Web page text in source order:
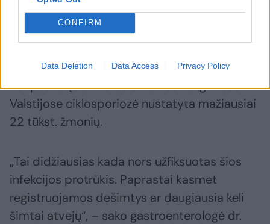
CONFIRM
Data Deletion Data Access Privacy Policy
„Kad išvengčiau dehidratacijos, nuolat geriu
elektrolitų tirpalus. Bent 36 valandas
negalėjau nieko valgyti“, – priduria ji.
Per pastarąsias kelias savaites Jungtinėse
Valstijose ciklosporiozė nustatyta mažiausiai
22 tūkst. žmonių.
„Tai didžiausias kada nors užfiksuotas šios
infekcijos protrūkis. Paprastai kasmet
registruojamos dešimtys ar daugiausia keli
šimtai atvejų“, – sako gastroenterologė dr.